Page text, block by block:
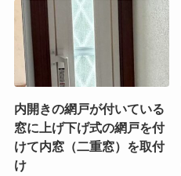
内開きの網戸が付いている
窓に上げ下げ式の網戸を付
けて内窓（二重窓）を取付
け